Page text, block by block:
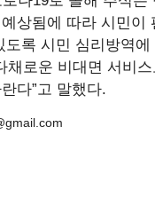
상됨에 따라 시민이
도록 시민 심리방역
채로운 비대면 서비
다”고 말했다.